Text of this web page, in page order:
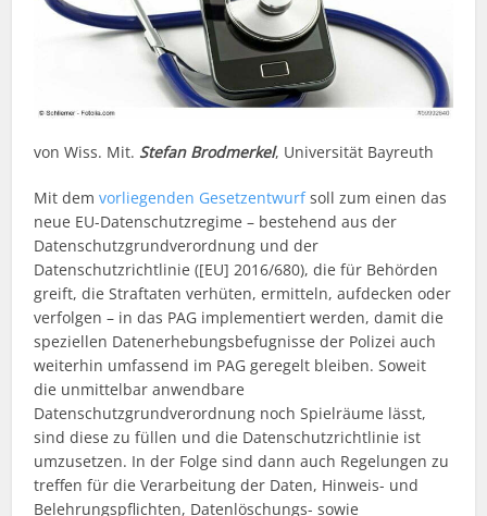
von Wiss. Mit. Stefan Brodmerkel, Universität Bayreuth
Mit demvorliegenden Gesetzentwurfsoll zum einen das
neue EU-Datenschutzregime – bestehend aus der
Datenschutzgrundverordnung und der
Datenschutzrichtlinie ([EU] 2016/680), die für Behörden
greift, die Straftaten verhüten, ermitteln, aufdecken oder
verfolgen – in das PAG implementiert werden, damit die
speziellen Datenerhebungsbefugnisse der Polizei auch
weiterhin umfassend im PAG geregelt bleiben. Soweit
die unmittelbar anwendbare
Datenschutzgrundverordnung noch Spielräume lässt,
sind diese zu füllen und die Datenschutzrichtlinie ist
umzusetzen. In der Folge sind dann auch Regelungen zu
treffen für die Verarbeitung der Daten, Hinweis- und
Belehrungspflichten, Datenlöschungs- sowie